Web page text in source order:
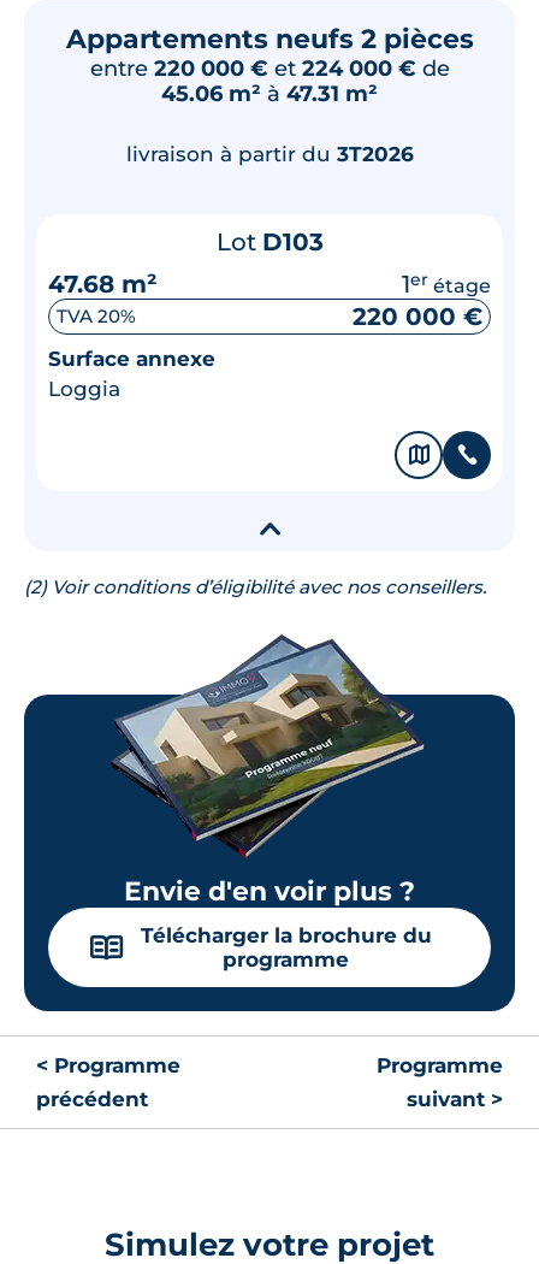
Appartements neufs 2 pièces
entre 220 000 € et 224 000 € de
45.06 m² à 47.31 m²
livraison à partir du 3T2026
Lot D103
47.68 m²
1er étage
TVA 20% 220 000 €
Surface annexe
Loggia
🗞 📞
▾
(2) Voir conditions d’éligibilité avec nos conseillers.
Envie d'en voir plus ?
📖
Télécharger la brochure du
programme
< Programme
précédent
Programme
suivant >
Simulez votre projet